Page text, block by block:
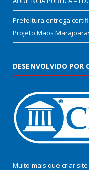
Prefeitura entrega
Projeto Mãos
DESENVOLVIDO POR
Muito mais que criar site